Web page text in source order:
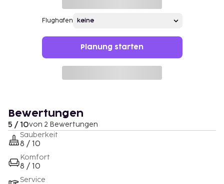
Flughafen
Planung starten
Bewertungen
5 / 10von 2 Bewertungen
Sauberkeit
8 / 10
Komfort
8 / 10
Service